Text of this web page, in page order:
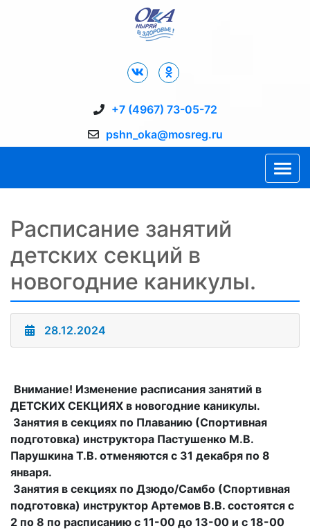
+7 (4967) 73-05-72
pshn_oka@mosreg.ru
Расписание занятий
детских секций в
новогодние каникулы.
28.12.2024
Внимание! Изменение расписания занятий в
ДЕТСКИХ СЕКЦИЯХ в новогодние каникулы.
Занятия в секциях по Плаванию (Спортивная
подготовка) инструктора Пастушенко М.В.
Парушкина Т.В. отменяются с 31 декабря по 8
января.
Занятия в секциях по Дзюдо/Cамбо (Спортивная
подготовка) инструктор Артемов В.В. состоятся с
2 по 8 по расписанию с 11-00 до 13-00 и с 18-00